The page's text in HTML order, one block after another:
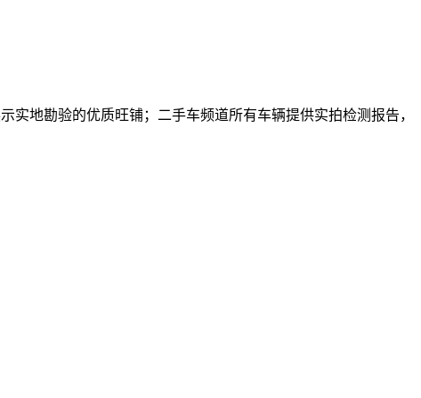
地勘验的优质旺铺；二手车频道所有车辆提供实拍检测报告，